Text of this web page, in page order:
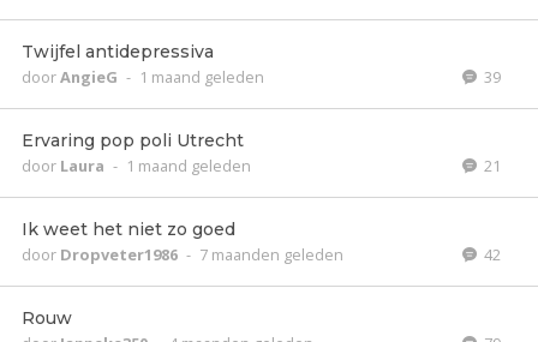
Twijfel antidepressiva
doorAngieG - 1 maand geleden 39
Ervaring pop poli Utrecht
door Laura - 1 maand geleden 21
Ik weet het niet zo goed
door Dropveter1986 - 7 maanden geleden 42
Rouw